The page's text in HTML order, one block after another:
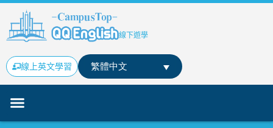
跳
主
內
線下遊學
繁體中文
線上英文學習